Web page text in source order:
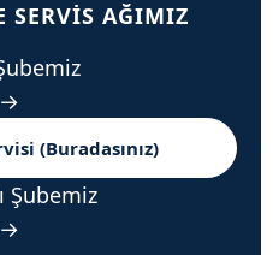
SERVIS AĞIMIZ
→
(Buradasınız)
Şubemiz
→